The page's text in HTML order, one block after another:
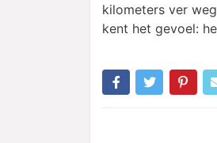
kilometers ver
kent het gevoel: